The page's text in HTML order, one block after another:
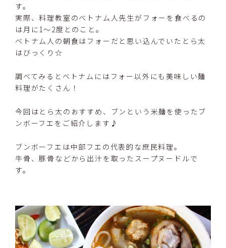
す。
実際、料理教室のベトナム人先生がフォーを食べるの
は月に1～2度とのこと。
ベトナム人の朝食はフォーだと思い込んでいたとら太
はびっくり☆
調べてみるとベトナムにはフォー以外にも美味しい麺
料理がたくさん！
今回はとら太のおすすめ、ブンという米麺を使ったブ
ンボーフエをご紹介します♪
ブンボーフエは中部フエの代表的な庶民料理。
牛骨、豚骨などから出汁を取ったスープヌードルで
す。